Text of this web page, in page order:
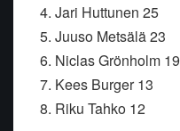
4. Jari Huttunen 25
5. Juuso Metsälä 23
6. Niclas Grönholm 19
7. Kees Burger 13
8. Riku Tahko 12